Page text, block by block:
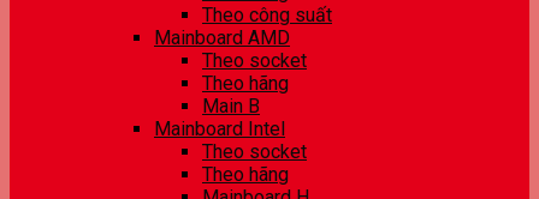
Theo công suất
Mainboard AMD
Theo socket
Theo hãng
Main B
Mainboard Intel
Theo socket
Theo hãng